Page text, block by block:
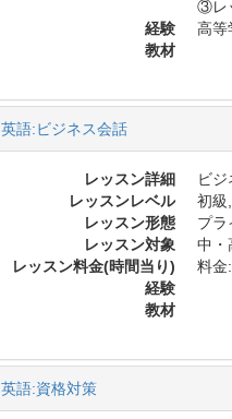
③レ
経験
高等
教材
英語:ビジネス会話
レッスン詳細
ビ
レッスンレベル
初級
レッスン形態
プラ
レッスン対象
中・
レッスン料金(時間当り)
料金
経験
教材
英語:資格対策